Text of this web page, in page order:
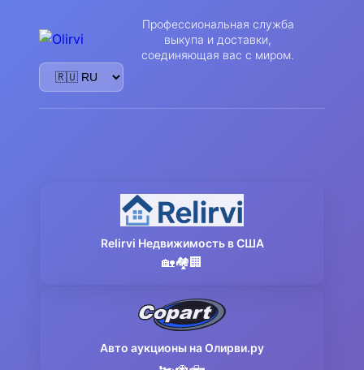
Профессиональная служба
выкупа и доставки,
соединяющая вас с миром.
Relirvi Недвижимость в США
🏡🏘️🏢
Авто аукционы на Олирви.ру
🏎️🚗🛻